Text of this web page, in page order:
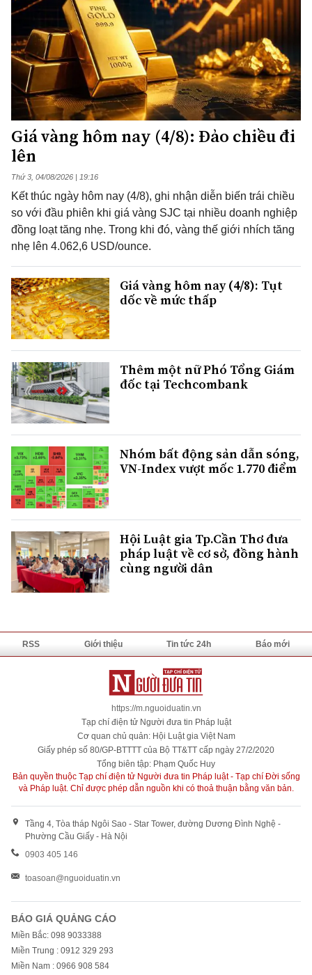
Giá vàng hôm nay (4/8): Đảo chiều đi
lên
Thứ 3, 04/08/2026 | 19:16
Kết thúc ngày hôm nay (4/8), ghi nhận diễn biến trái chiều
so với đầu phiên khi giá vàng SJC tại nhiều doanh nghiệp
đồng loạt tăng nhẹ. Trong khi đó, vàng thế giới nhích tăng
nhẹ lên 4.062,6 USD/ounce.
Giá vàng hôm nay (4/8): Tụt
dốc về mức thấp
Thêm một nữ Phó Tổng Giám
đốc tại Techcombank
Nhóm bất động sản dẫn sóng,
VN-Index vượt mốc 1.770 điểm
Hội Luật gia Tp.Cần Thơ đưa
pháp luật về cơ sở, đồng hành
cùng người dân
RSS Giới thiệu Tin tức 24h Báo mới
https://m.nguoiduatin.vn
Tạp chí điện tử Người đưa tin Pháp luật
Cơ quan chủ quản: Hội Luật gia Việt Nam
Giấy phép số 80/GP-BTTTT của Bộ TT&TT cấp ngày 27/2/2020
Tổng biên tập: Phạm Quốc Huy
Bản quyền thuộc Tạp chí điện tử Người đưa tin Pháp luật - Tạp chí Đời sống
và Pháp luật. Chỉ được phép dẫn nguồn khi có thoả thuận bằng văn bản.
Tầng 4, Tòa tháp Ngôi Sao - Star Tower, đường Dương Đình Nghệ -
Phường Cầu Giấy - Hà Nội
0903 405 146
toasoan@nguoiduatin.vn
BÁO GIÁ QUẢNG CÁO
Miền Bắc: 098 9033388
Miền Trung : 0912 329 293
Miền Nam : 0966 908 584